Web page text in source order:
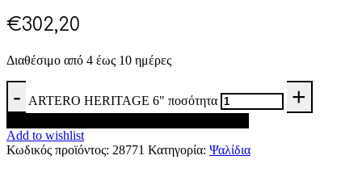
€302,20
Διαθέσιμο από 4 έως 10 ημέρες
ARTERO HERITAGE 6" ποσότητα
Add to wishlist
Κωδικός προϊόντος: 28771 Κατηγορία: Ψαλίδια